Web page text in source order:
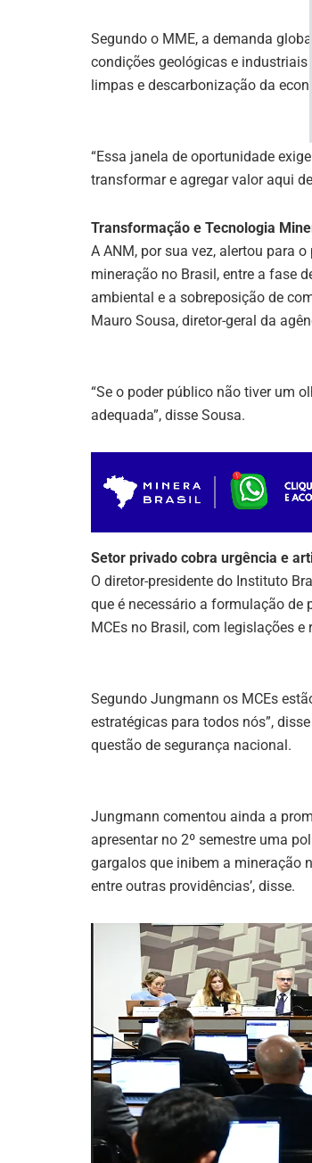
Segundo o MME, a demanda
condições geológicas e industriais
limpas e descarbonização da
“Essa janela de oportunidade
transformar e agregar valor aqui
Transformação e Tecnologia
A ANM, por sua vez, alertou para
mineração no Brasil, entre a fase
ambiental e a sobreposição de
Mauro Sousa, diretor-geral da
“Se o poder público não tiver um
adequada”, disse Sousa.
Setor privado cobra urgência e
O diretor-presidente do Instituto
que é necessário a formulação
MCEs no Brasil, com legislações e
Segundo Jungmann os MCEs
estratégicas para todos nós”,
questão de segurança nacional.
Jungmann comentou ainda a
apresentar no 2º semestre uma
gargalos que inibem a mineração
entre outras providências’, disse.